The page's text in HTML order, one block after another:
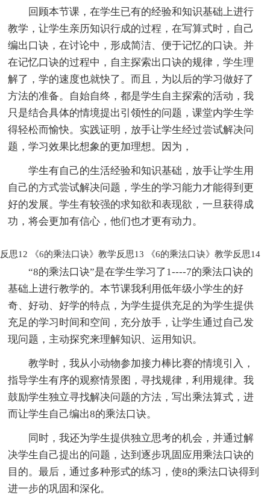
回顾本节课，在学生已有的经验和知识基础上进行
教学，让学生亲历知识行成的过程，在写算式时，自己
编出口诀，在讨论中，形成简洁、便于记忆的口诀。并
在记忆口诀的过程中，自主探索出口诀的规律，学生理
解了，学的速度也就快了。而且，为以后的学习做好了
方法的准备。自始自终，都是学生自主探索的活动，我
只是结合具体的情境提出引领性的问题，课堂内学生学
得轻松而愉快。实践证明，放手让学生经过尝试解决问
题，学习效果比想象的更加理想。因为，
学生有自己的生活经验和知识基础，放手让学生用
自己的方式尝试解决问题，学生的学习能力才能得到更
好的发展。学生有较强的求知欲和表现欲，一旦获得成
功，将会更加有信心，他们也才更有动力。
反思12
“8的乘法口诀”是在学生学习了1----7的乘法口诀的
基础上进行教学的。本节课我利用低年级小学生的好
奇、好动、好学的特点，为学生提供充足的为学生提供
充足的学习时间和空间，充分放手，让学生通过自己发
现问题，主动探究来理解知识、运用知识。
教学时，我从小动物参加接力棒比赛的情境引入，
指导学生有序的观察情景图，寻找规律，利用规律。我
鼓励学生独立寻找解决问题的方法，写出乘法算式，进
而让学生自己编出8的乘法口诀。
同时，我还为学生提供独立思考的机会，并通过解
决学生自己提出的问题，达到逐步巩固应用乘法口诀的
目的。最后，通过多种形式的练习，使8的乘法口诀得到
进一步的巩固和深化。
《6的乘法口诀》教学反思13 《6的乘法口诀》教学反思14